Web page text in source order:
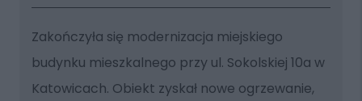
Zakończyła się modernizacja miejskiego
budynku mieszkalnego przy ul. Sokolskiej 10a w
Katowicach. Obiekt zyskał nowe ogrzewanie,